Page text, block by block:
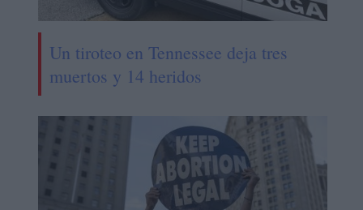
Un tiroteo en Tennessee deja tres
muertos y 14 heridos